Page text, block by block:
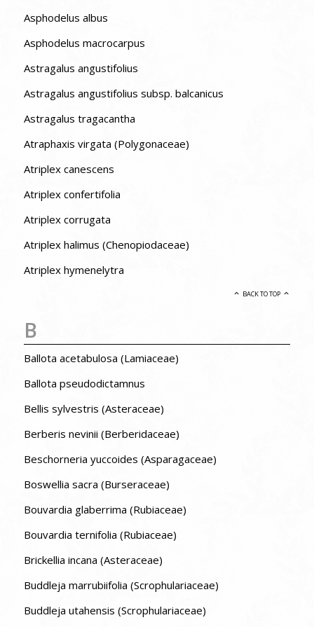
Asphodelus albus
Asphodelus macrocarpus
Astragalus angustifolius
Astragalus angustifolius subsp. balcanicus
Astragalus tragacantha
Atraphaxis virgata (Polygonaceae)
Atriplex canescens
Atriplex confertifolia
Atriplex corrugata
Atriplex halimus (Chenopiodaceae)
Atriplex hymenelytra
BACK TO TOP
B
Ballota acetabulosa (Lamiaceae)
Ballota pseudodictamnus
Bellis sylvestris (Asteraceae)
Berberis nevinii (Berberidaceae)
Beschorneria yuccoides (Asparagaceae)
Boswellia sacra (Burseraceae)
Bouvardia glaberrima (Rubiaceae)
Bouvardia ternifolia (Rubiaceae)
Brickellia incana (Asteraceae)
Buddleja marrubiifolia (Scrophulariaceae)
Buddleja utahensis (Scrophulariaceae)